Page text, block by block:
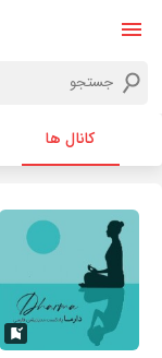
کانال ها